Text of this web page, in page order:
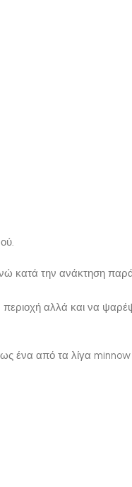
κατά την ανάκτηση
αλλά και να
ένα από τα λίγα